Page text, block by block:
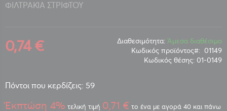
ΦΙΛΤΡΑΚΙΑ ΣΤΡΙΦΤΟΥ
0,74 € Διαθεσιμότητα: Άμεσα διαθέσιμο
Κωδικός προϊόντος
01149
Κωδικός θέσης: 01-0149
Πόντοι που κερδίζεις: 59
Έκπτώση 4% τελική τιμή 0,71 € το ένα με αγορά 40 και πάνω